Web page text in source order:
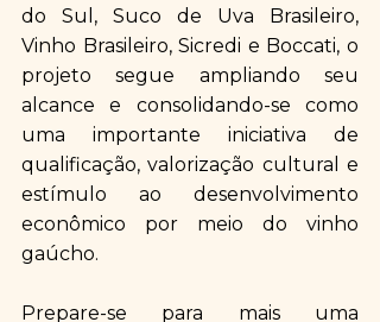
do Sul, Suco de Uva Brasileiro,
Vinho Brasileiro, Sicredi e Boccati, o
projeto segue ampliando seu
alcance e consolidando-se como
uma importante iniciativa de
qualificação, valorização cultural e
estímulo ao desenvolvimento
econômico por meio do vinho
gaúcho.
Prepare-se para mais uma